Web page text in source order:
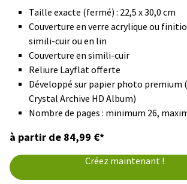
Taille exacte (fermé) : 22,5 x 30,0 cm
Couverture en verre acrylique ou
simili-cuir ou en lin
Couverture en simili-cuir
Reliure Layflat offerte
Développé sur papier photo premium
Crystal Archive HD Album)
Nombre de pages : minimum 26,
à partir de 84,99 €*
Créez maintenant !